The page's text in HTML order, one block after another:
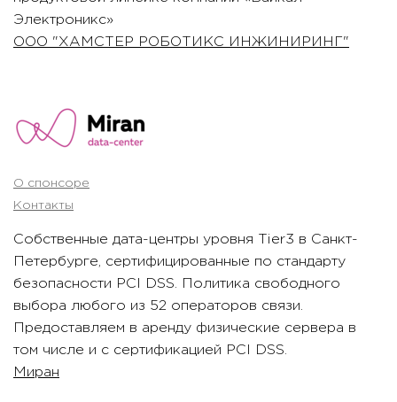
Электроникс»
ООО "ХАМСТЕР РОБОТИКС ИНЖИНИРИНГ"
О спонсоре
Контакты
Собственные дата-центры уровня Tier3 в Санкт-
Петербурге, сертифицированные по стандарту
безопасности PCI DSS. Политика свободного
выбора любого из 52 операторов связи.
Предоставляем в аренду физические сервера в
том числе и с сертификацией PCI DSS.
Миран